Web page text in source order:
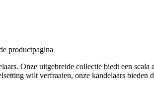
productpagina
Onze uitgebreide collectie biedt een
wilt verfraaien, onze kandelaars bieden